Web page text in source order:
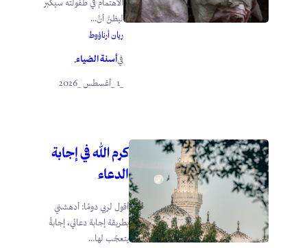
الاهتمام في طفولته سيكبر
ليظنَّ أنَّ...
ريان أرناؤوط
فيأسنة الضياء.
_1 _أغسطس _2026
كرم الله في إجابة
الدعاء
أقول لربي دومًا: أدهشني
بطريقة إجابة دعائي، إجابةً
يتعجّب لها...